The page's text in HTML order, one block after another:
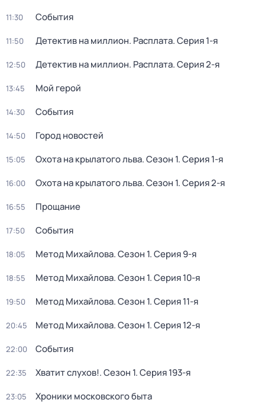
11:30 События
11:50 Детектив на миллион. Расплата. Серия 1-я
12:50 Детектив на миллион. Расплата. Серия 2-я
13:45 Мой герой
14:30 События
14:50 Город новостей
15:05 Охота на крылатого льва. Сезон 1. Серия 1-я
16:00 Охота на крылатого льва. Сезон 1. Серия 2-я
16:55 Прощание
17:50 События
18:05 Метод Михайлова. Сезон 1. Серия 9-я
18:55 Метод Михайлова. Сезон 1. Серия 10-я
19:50 Метод Михайлова. Сезон 1. Серия 11-я
20:45 Метод Михайлова. Сезон 1. Серия 12-я
22:00 События
22:35 Хватит слухов!. Сезон 1. Серия 193-я
23:05 Хроники московского быта